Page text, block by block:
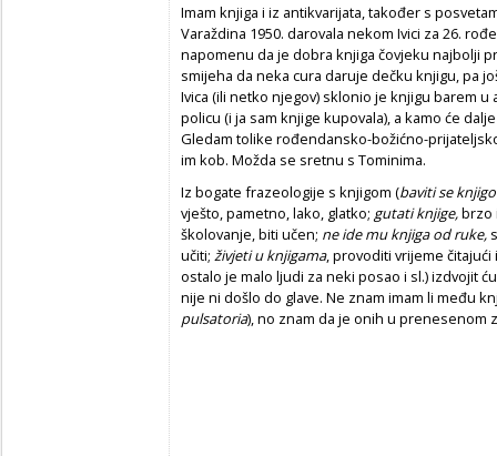
Imam knjiga i iz antikvarijata, također s
Varaždina 1950. darovala nekom Ivici za 26.
napomenu da je dobra knjiga čovjeku najbolji
smijeha da neka cura daruje dečku knjigu, pa
Ivica (ili netko njegov) sklonio je knjigu barem
policu (i ja sam knjige kupovala), a kamo će
Gledam tolike rođendansko-božićno-
im kob. Možda se sretnu s Tominima.
Iz bogate frazeologije s knjigom (baviti se
vješto, pametno, lako, glatko; gutati knjige,brzo
školovanje, biti učen; ne ide mu knjiga od ruke,
učiti; živjeti u knjigama, provoditi vrijeme
ostalo je malo ljudi za neki posao i sl.) izdvojit
nije ni došlo do glave. Ne znam imam li među
pulsatoria), no znam da je onih u prenesenom